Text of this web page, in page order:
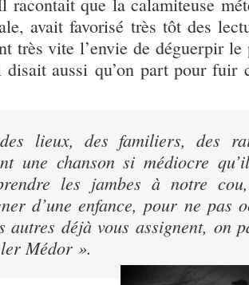
avait favorisé très tôt des
très vite l’envie de déguerpir
disait aussi qu’on part pour fuir
des lieux, des familiers, des
une chanson si médiocre
les jambes à notre
d’une enfance, pour ne pas
autres déjà vous assignent, on
Médor ».